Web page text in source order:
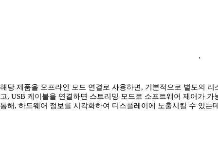
해당 제품을 오프라인 모드 연결로 사용하면, 기본적으로 별도의
고, USB 케이블을 연결하면 스트리밍 모드로 소프트웨어 제어가
통해, 하드웨어 정보를 시각화하여 디스플레이에 노출시킬 수 있는